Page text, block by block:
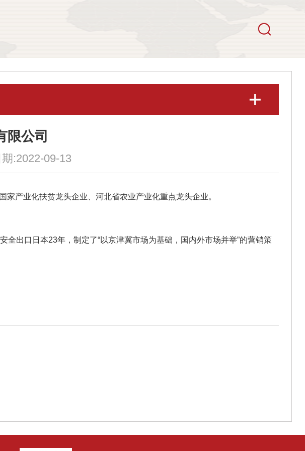
限公司
:2022-09-13
产业化扶贫龙头企业、河北省农业产业化重点龙头企业。
全出口日本23年，制定了“以京津冀市场为基础，国内外市场并举”的营销策